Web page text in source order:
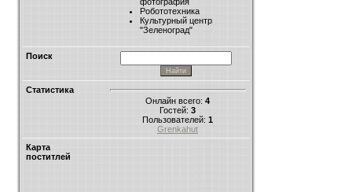
Робототехника
Культурный центр
"Зеленоград"
Поиск
Статистика
Онлайн всего: 4
Гостей: 3
Пользователей: 1
Grenkahut
Карта
поститлей